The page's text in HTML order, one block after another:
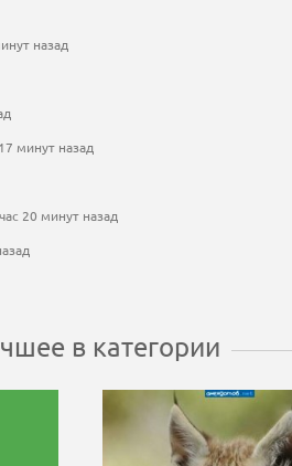
назад
минут назад
20 минут назад
в категории